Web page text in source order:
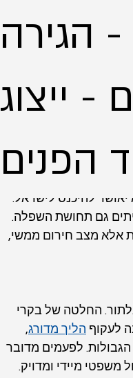
- הגירה
- ייצוג
להיכנס לישראל.
גם תחושת השפלה.
אלא מצב חירום ממשי,
החלטה של בקרי
לעקוף הליך מדורג,
לפעמים מדובר
מיידי ומדויק.